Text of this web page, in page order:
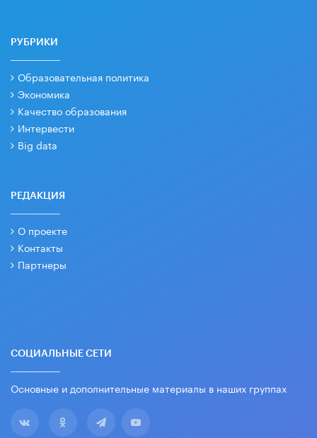
РУБРИКИ
Образовательная политика
Экономика
Качество образования
Интервести
Big data
РЕДАКЦИЯ
О проекте
Контакты
Партнеры
СОЦИАЛЬНЫЕ СЕТИ
Основные и дополнительные материалы в наших группах